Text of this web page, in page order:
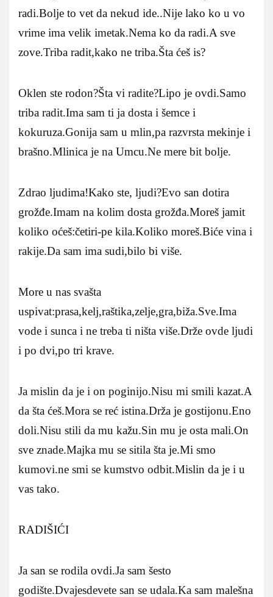
radi.Bolje to vet da nekud ide..Nije lako ko u vo
vrime ima velik imetak.Nema ko da radi.A sve
zove.Triba radit,kako ne triba.Šta ćeš is?
Oklen ste rodon?Šta vi radite?Lipo je ovdi.Samo
triba radit.Ima sam ti ja dosta i šemce i
kokuruza.Gonija sam u mlin,pa razvrsta mekinje i
brašno.Mlinica je na Umcu.Ne mere bit bolje.
Zdrao ljudima!Kako ste, ljudi?Evo san dotira
grožđe.Imam na kolim dosta grožđa.Moreš jamit
koliko oćeš:četiri-pe kila.Koliko moreš.Biće vina i
rakije.Da sam ima sudi,bilo bi više.
More u nas svašta
uspivat:prasa,kelj,raštika,zelje,gra,biža.Sve.Ima
vode i sunca i ne treba ti ništa više.Drže ovde ljudi
i po dvi,po tri krave.
Ja mislin da je i on poginijo.Nisu mi smili kazat.A
da šta ćeš.Mora se reć istina.Drža je gostijonu.Eno
doli.Nisu stili da mu kažu.Sin mu je osta mali.On
sve znade.Majka mu se sitila šta je.Mi smo
kumovi.ne smi se kumstvo odbit.Mislin da je i u
vas tako.
RADIŠIĆI
Ja san se rodila ovdi.Ja sam šesto
godište.Dvajesdevete san se udala.Ka sam malešna